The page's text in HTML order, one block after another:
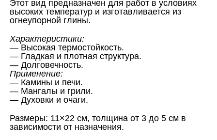
Этот вид предназначен для работ в условиях
высоких температур и изготавливается из
огнеупорной глины.
Характеристики:
— Высокая термостойкость.
— Гладкая и плотная структура.
— Долговечность.
Применение:
— Камины и печи.
— Мангалы и грили.
— Духовки и очаги.
Размеры: 11×22 см, толщина от 3 до 5 см в
зависимости от назначения.